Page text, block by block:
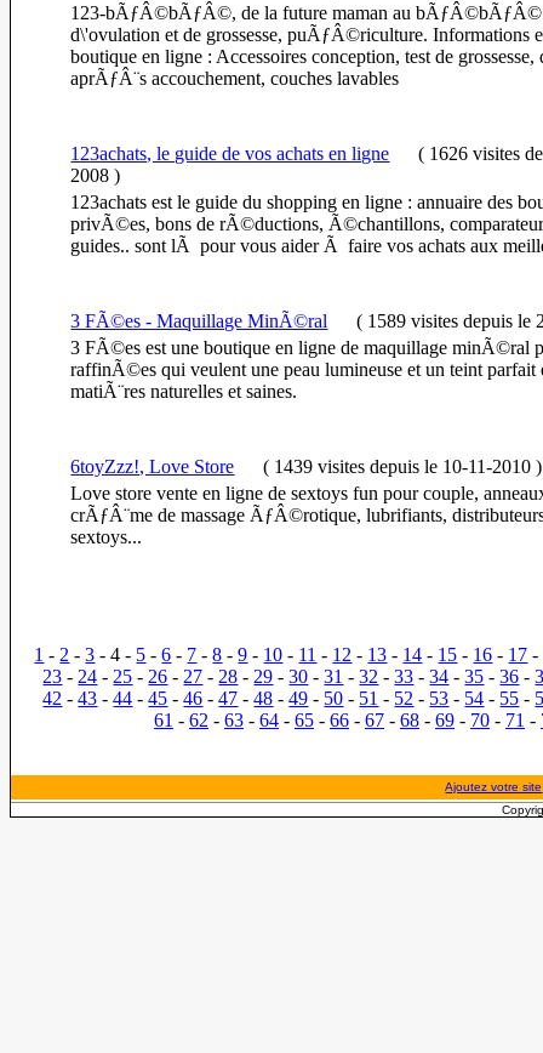
123-bÃƒÂ©bÃƒÂ©, de la future maman au bÃƒÂ©bÃƒÂ©
d\'ovulation et de grossesse, puÃƒÂ©riculture. Informations
boutique en ligne : Accessoires conception, test de
aprÃƒÂ¨s accouchement, couches lavables
123achats, le guide de vos achats en ligne ( 1626 visites
2008 )
123achats est le guide du shopping en ligne : annuaire des
privÃ©es, bons de rÃ©ductions, Ã©chantillons,
guides.. sont lÃ pour vous aider Ã faire vos achats aux
3 FÃ©es - Maquillage MinÃ©ral ( 1589 visitesdepuis le
3 FÃ©es est une boutique en ligne de maquillage minÃ©ral
raffinÃ©es qui veulent une peau lumineuse et un teint parfait
matiÃ¨res naturelles et saines.
6toyZzz!, Love Store ( 1439 visitesdepuis le 10-11-2010 )
Love store vente en ligne de sextoys fun pour couple,
crÃƒÂ¨me de massage ÃƒÂ©rotique, lubrifiants,
sextoys...
1 -2 -3 - 4 - 5 -6 - 7 -8 -9 - 10 - 11 - 12 - 13 - 14 - 15 - 16 - 17 -
23 -24 -25 -26 -27 -28 -29 -30 -31 -32 -33 -34 -35 -36 -
42 -43 -44 -45 -46 -47 -48 -49 - 50 - 51 - 52 - 53 - 54 - 55 -
61 - 62 - 63 - 64 - 65 - 66 - 67 - 68 - 69 - 70 - 71 -
Ajoutez votre site